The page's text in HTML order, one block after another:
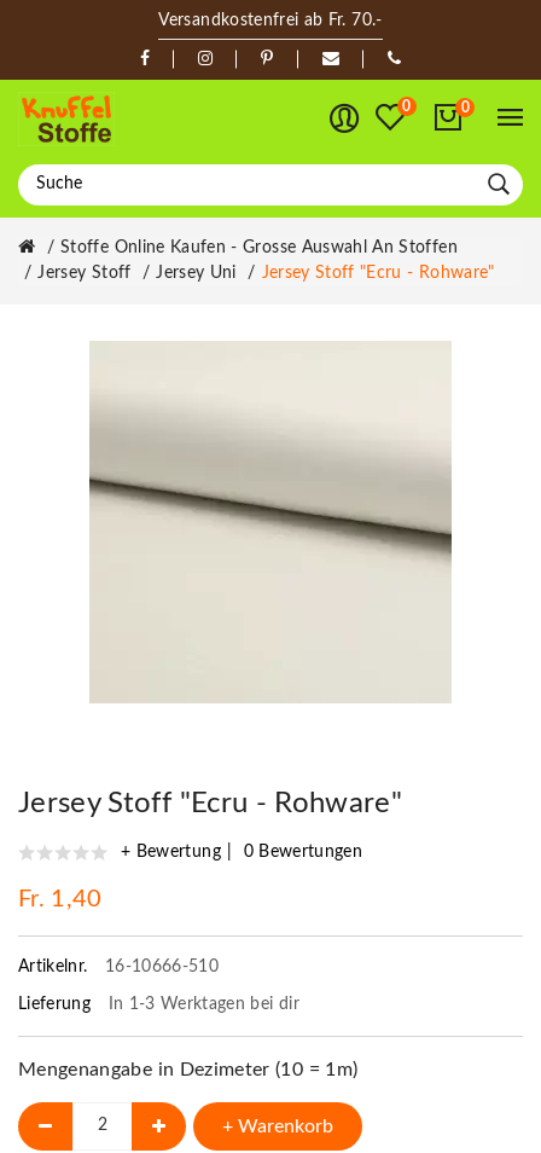
Versandkostenfrei ab Fr. 70.-
0 0
Stoffe Online Kaufen - Grosse Auswahl An Stoffen
Jersey Stoff
Jersey Uni Jersey Stoff "Ecru - Rohware"
Jersey Stoff "Ecru - Rohware"
+ Bewertung 0 Bewertungen
Fr. 1,40
Artikelnr. 16-10666-510
Lieferung In 1-3 Werktagen bei dir
Mengenangabe in Dezimeter (10 = 1m)
+ Warenkorb